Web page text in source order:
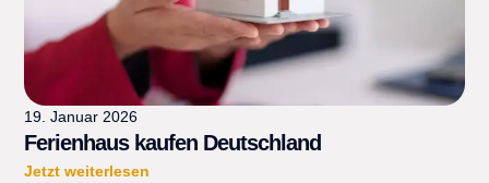
19. Januar 2026
Ferienhaus kaufen Deutschland
Jetzt weiterlesen